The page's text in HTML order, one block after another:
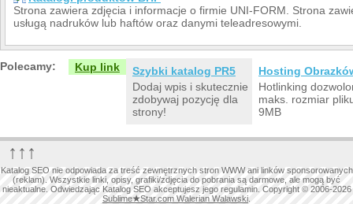
Strona zawiera zdjęcia i informacje o firmie UNI-FORM. Strona
usługą nadruków lub haftów oraz danymi teleadresowymi.
Polecamy: Kup link
Szybki katalog PR5
Dodaj wpis i skutecznie
zdobywaj pozycję dla
strony!
Hosting
Hotlinking
maks. rozmiar
9MB
↑↑↑
Katalog SEO nie odpowiada za treść zewnętrznych stron WWW ani linków sponsorowanych
(reklam). Wszystkie linki, opisy, grafiki/zdjęcia do pobrania są darmowe, ale mogą być
nieaktualne. Odwiedzając Katalog SEO akceptujesz jego regulamin. Copyright © 2006-2026
Sublime★Star.com Walerian Walawski